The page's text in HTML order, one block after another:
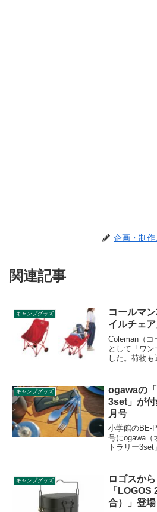
企画・制
関連記事
キャンプグッズ
コールマ
イルチェア
Coleman（コ
として「ワ
した。荷物
バーバンド
です。ハン
ります。詳細
キャンプグッズ
ogawaの
3set」が
月号
小学館のBE-
号にogawa（
トラリー3set
と、ロゴ入
す。詳細を
キャンプグッズ
ロゴスか
「
合）」登場